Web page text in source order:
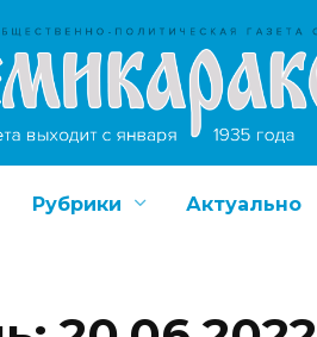
Рубрики Актуально